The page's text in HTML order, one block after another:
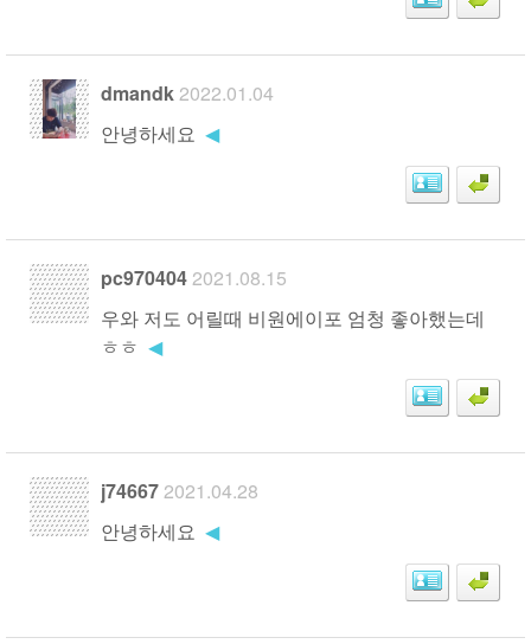
dmandk2022.01.04
안녕하세요 ◀
pc9704042021.08.15
우와 저도 어릴때 비원에이포 엄청 좋아했는데
ㅎㅎ ◀
j746672021.04.28
안녕하세요 ◀